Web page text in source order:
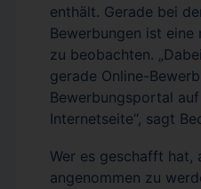
enthält. Gerade bei
Bewerbungen ist eine
zu beobachten.
gerade Online-
Bewerbungsportal
Internetseite“, sagt
Wer es geschafft hat,
angenommen zu